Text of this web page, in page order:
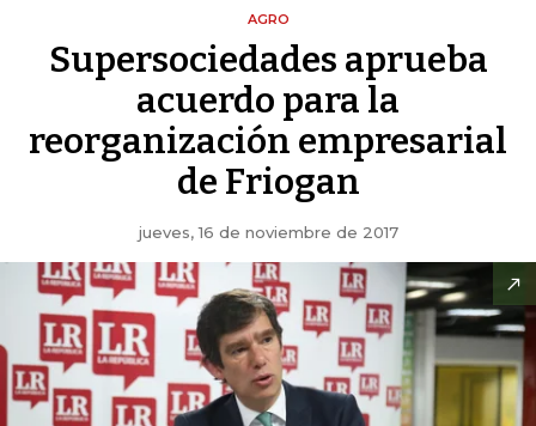
AGRO
Supersociedades aprueba
acuerdo para la
reorganización empresarial
de Friogan
jueves, 16 de noviembre de 2017